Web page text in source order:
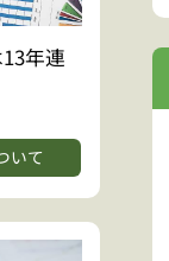
年連
いて